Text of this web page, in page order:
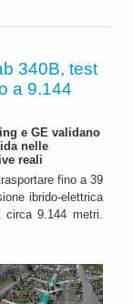
340B, test
a 9.144
e GE validano
nelle
reali
fino a 39
ibrido-elettrica
9.144 metri.